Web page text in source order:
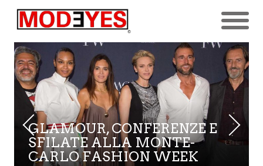
GLAMOUR, CONFERENZE E
SFILATE ALLA MONTE-
CARLO FASHION WEEK